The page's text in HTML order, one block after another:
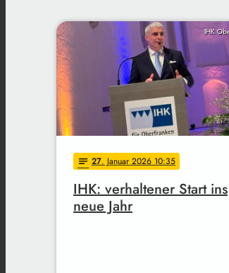
IHK
notes 27. Januar 2026 10:35
IHK: verhaltener Start ins
neue Jahr